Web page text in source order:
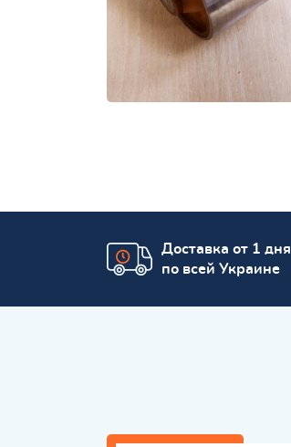
Доставка от 1 дня
по всей Украине